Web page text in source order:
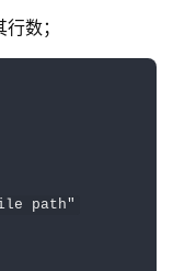
数；
path"